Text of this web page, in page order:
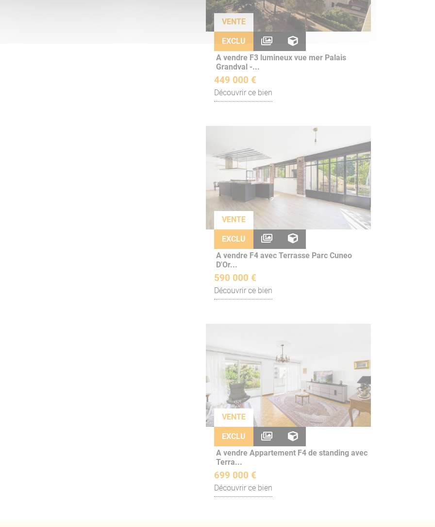
VENTE
EXCLU
A vendre F3 lumineux vue mer Palais
Grandval -...
449 000 €
Découvrir ce bien
VENTE
EXCLU
A vendre F4 avec Terrasse Parc Cuneo
D'Or...
590 000 €
Découvrir ce bien
VENTE
EXCLU
A vendre Appartement F4 de standing avec
Terra...
699 000 €
Découvrir ce bien